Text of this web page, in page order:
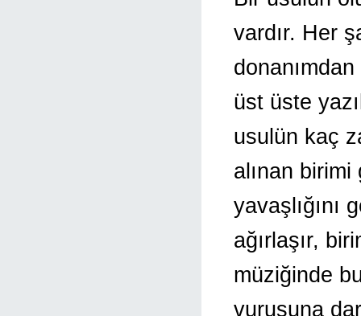
vardır. Her
üst üste
usulün kaç
alınan
yavaşlığını
ağırlaşır,
müziğinde
vuruşuna